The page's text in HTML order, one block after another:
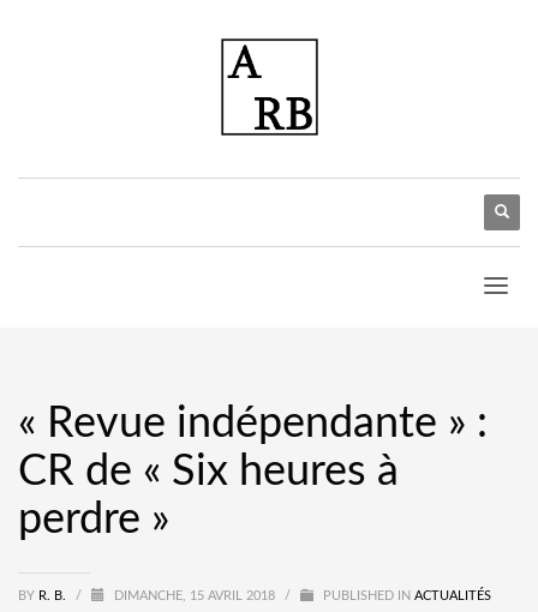
« Revue indépendante » :
CR de « Six heures à
perdre »
BY R. B. / DIMANCHE, 15 AVRIL 2018 / PUBLISHED IN ACTUALITÉS